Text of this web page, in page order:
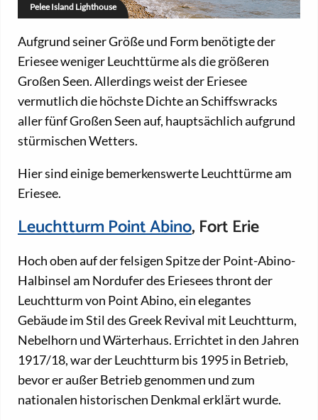
Pelee Island Lighthouse
Aufgrund seiner Größe und Form benötigte der
Eriesee weniger Leuchttürme als die größeren
Großen Seen. Allerdings weist der Eriesee
vermutlich die höchste Dichte an Schiffswracks
aller fünf Großen Seen auf, hauptsächlich aufgrund
stürmischen Wetters.
Hier sind einige bemerkenswerte Leuchttürme am
Eriesee.
Leuchtturm Point Abino, Fort Erie
Hoch oben auf der felsigen Spitze der Point-Abino-
Halbinsel am Nordufer des Eriesees thront der
Leuchtturm von Point Abino, ein elegantes
Gebäude im Stil des Greek Revival mit Leuchtturm,
Nebelhorn und Wärterhaus. Errichtet in den Jahren
1917/18, war der Leuchtturm bis 1995 in Betrieb,
bevor er außer Betrieb genommen und zum
nationalen historischen Denkmal erklärt wurde.